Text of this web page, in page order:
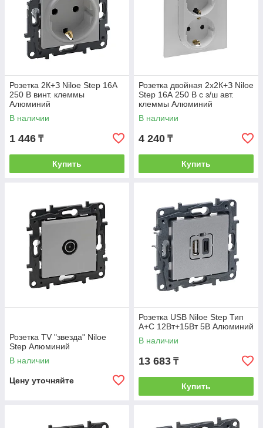
Розетка 2К+З Niloe Step 16А
250 В винт. клеммы
Алюминий
В наличии
1 446 ₸
Купить
Розетка двойная 2х2К+З Niloe
Step 16А 250 В с з/ш авт.
клеммы Алюминий
В наличии
4 240 ₸
Купить
Розетка TV "звезда" Niloe
Step Алюминий
В наличии
Цену уточняйте
Розетка USB Niloe Step Тип
А+C 12Вт+15Вт 5В Алюминий
В наличии
13 683 ₸
Купить